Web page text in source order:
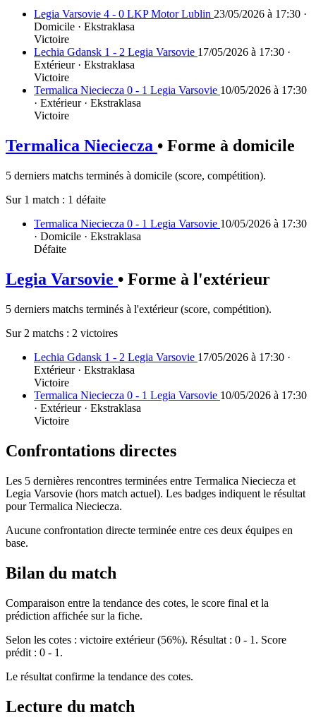
Legia Varsovie 4 - 0 LKP Motor Lublin 23/05/2026 à 17:30 ·
Domicile · Ekstraklasa
Victoire
Lechia Gdansk 1 - 2 Legia Varsovie 17/05/2026 à 17:30 ·
Extérieur · Ekstraklasa
Victoire
Termalica Nieciecza 0 - 1 Legia Varsovie 10/05/2026 à 17:30
· Extérieur · Ekstraklasa
Victoire
Termalica Nieciecza • Forme à domicile
5 derniers matchs terminés à domicile (score, compétition).
Sur 1 match : 1 défaite
Termalica Nieciecza 0 - 1 Legia Varsovie 10/05/2026 à 17:30
· Domicile · Ekstraklasa
Défaite
Legia Varsovie • Forme à l'extérieur
5 derniers matchs terminés à l'extérieur (score, compétition).
Sur 2 matchs : 2 victoires
Lechia Gdansk 1 - 2 Legia Varsovie 17/05/2026 à 17:30 ·
Extérieur · Ekstraklasa
Victoire
Termalica Nieciecza 0 - 1 Legia Varsovie 10/05/2026 à 17:30
· Extérieur · Ekstraklasa
Victoire
Confrontations directes
Les 5 dernières rencontres terminées entre Termalica Nieciecza et
Legia Varsovie (hors match actuel). Les badges indiquent le résultat
pour Termalica Nieciecza.
Aucune confrontation directe terminée entre ces deux équipes en
base.
Bilan du match
Comparaison entre la tendance des cotes, le score final et la
prédiction affichée sur la fiche.
Selon les cotes : victoire extérieur (56%). Résultat : 0 - 1. Score
prédit : 0 - 1.
Le résultat confirme la tendance des cotes.
Lecture du match